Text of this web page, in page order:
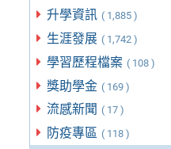
升學資訊 ( 1,885 )
生涯發展 ( 1,742 )
學習歷程檔案 ( 108 )
獎助學金 ( 169 )
流感新聞 ( 17 )
防疫專區 ( 118 )